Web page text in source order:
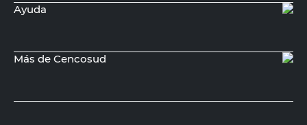
Ayuda
Más de Cencosud